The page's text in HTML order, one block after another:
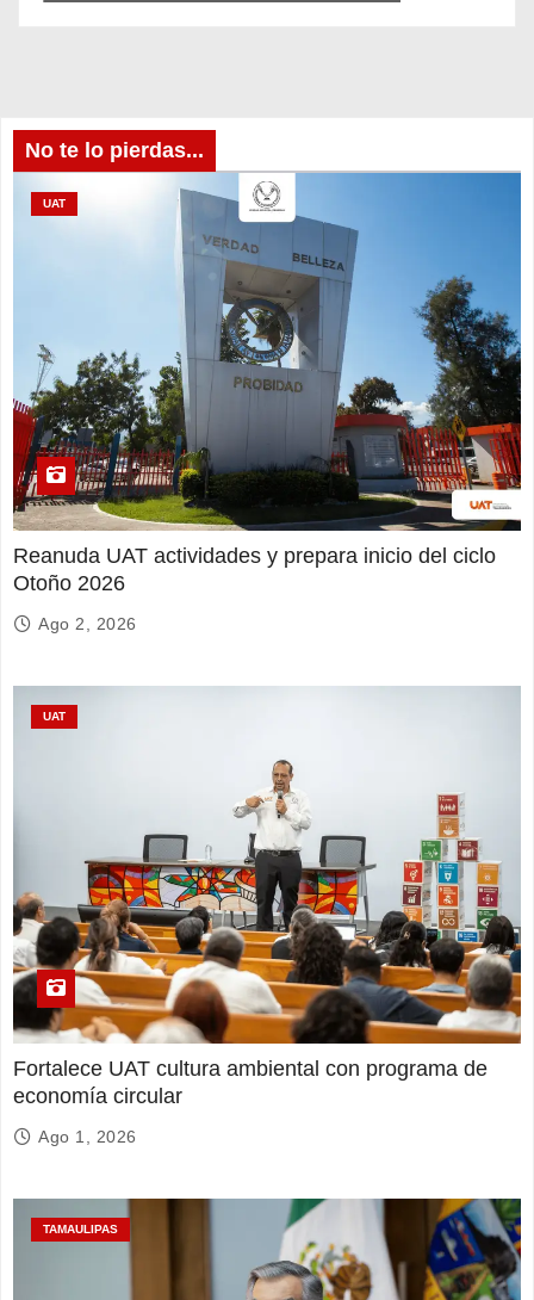
No te lo pierdas...
UAT
Reanuda UAT actividades y prepara inicio del ciclo
Otoño 2026
Ago 2, 2026
UAT
Fortalece UAT cultura ambiental con programa de
economía circular
Ago 1, 2026
TAMAULIPAS